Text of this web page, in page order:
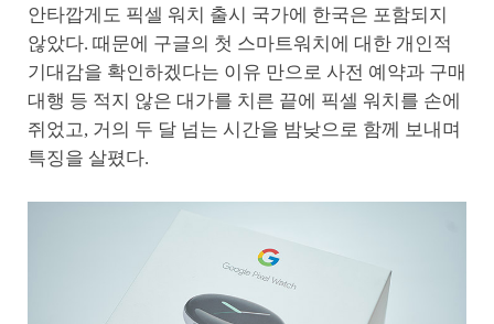
안타깝게도 픽셀 워치 출시 국가에 한국은 포함되지
않았다. 때문에 구글의 첫 스마트워치에 대한 개인적
기대감을 확인하겠다는 이유 만으로 사전 예약과 구매
대행 등 적지 않은 대가를 치른 끝에 픽셀 워치를 손에
쥐었고, 거의 두 달 넘는 시간을 밤낮으로 함께 보내며
특징을 살폈다.